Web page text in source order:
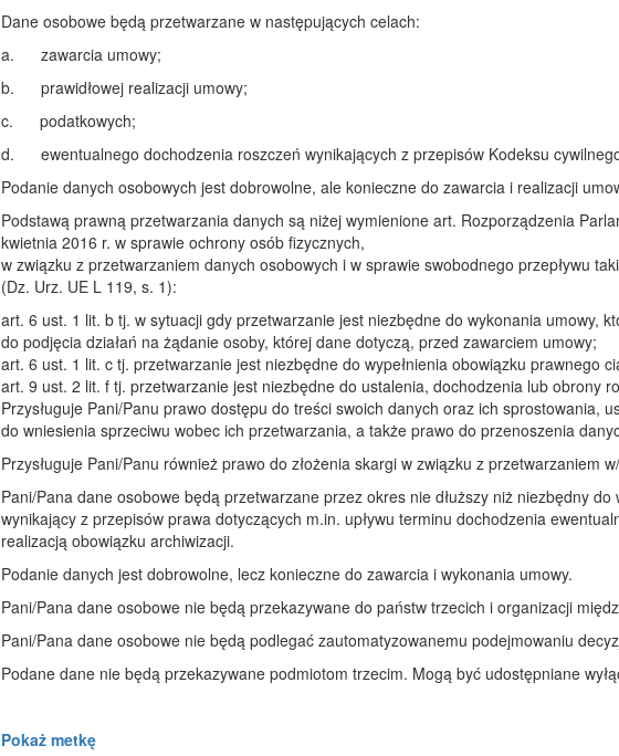
Dane osobowe będą przetwarzane w następujących celach:
a. zawarcia umowy;
b. prawidłowej realizacji umowy;
c. podatkowych;
d. ewentualnego dochodzenia roszczeń wynikających z przepisów Kodeksu
Podanie danych osobowych jest dobrowolne, ale konieczne do zawarcia i realizacji
Podstawą prawną przetwarzania danych są niżej wymienione art. Rozporządzenia
kwietnia 2016 r. w sprawie ochrony osób fizycznych,
w związku z przetwarzaniem danych osobowych i w sprawie swobodnego przepływu
(Dz. Urz. UE L 119, s. 1):
art. 6 ust. 1 lit. b tj. w sytuacji gdy przetwarzanie jest niezbędne do wykonania umowy,
do podjęcia działań na żądanie osoby, której dane dotyczą, przed zawarciem umowy;
art. 6 ust. 1 lit. c tj. przetwarzanie jest niezbędne do wypełnienia obowiązku prawnego
art. 9 ust. 2 lit. f tj. przetwarzanie jest niezbędne do ustalenia, dochodzenia lub obrony
Przysługuje Pani/Panu prawo dostępu do treści swoich danych oraz ich sprostowania,
do wniesienia sprzeciwu wobec ich przetwarzania, a także prawo do przenoszenia
Przysługuje Pani/Panu również prawo do złożenia skargi w związku z przetwarzaniem
Pani/Pana dane osobowe będą przetwarzane przez okres nie dłuższy niż niezbędny
wynikający z przepisów prawa dotyczących m.in. upływu terminu dochodzenia
realizacją obowiązku archiwizacji.
Podanie danych jest dobrowolne, lecz konieczne do zawarcia i wykonania umowy.
Pani/Pana dane osobowe nie będą przekazywane do państw trzecich i organizacji
Pani/Pana dane osobowe nie będą podlegać zautomatyzowanemu podejmowaniu
Podane dane nie będą przekazywane podmiotom trzecim. Mogą być udostępniane
Pokaż metkę